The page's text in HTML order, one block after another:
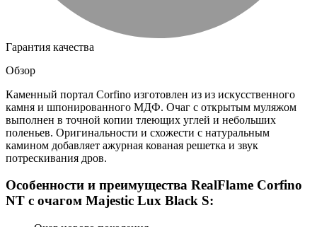
Гарантия качества
Обзор
Каменный портал Corfino изготовлен из из искусственного
камня и шпонированного МДФ. Очаг с открытым муляжом
выполнен в точной копии тлеющих углей и небольших
поленьев. Оригинальности и схожести с натуральным
камином добавляет ажурная кованая решетка и звук
потрескивания дров.
Особенности и преимущества RealFlame Corfino
NT с очагом Majestic Lux Black S: